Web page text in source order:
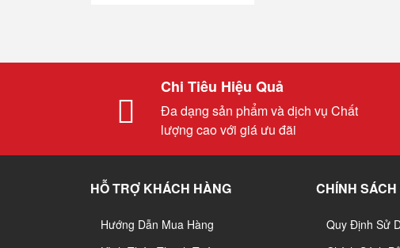
Chi Tiêu Hiệu Quả
Đa dạng sản phẩm và dịch vụ Chất
lượng cao với giá ưu đãi
HỖ TRỢ KHÁCH HÀNG
Hướng Dẫn Mua Hàng
CHÍNH
Quy Định Sử